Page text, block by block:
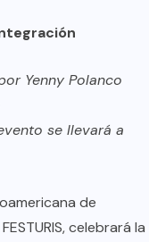
Yenny Polanco
se llevará a
de
celebrará la